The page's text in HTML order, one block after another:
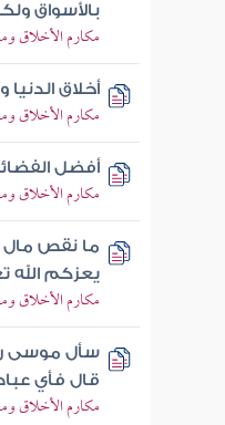
بالأسواق
مكارم الأخلاق
أخلاق
مكارم الأخلاق
أفضل
مكارم الأخلاق
ما نقص مال
يعزكم الله
مكارم الأخلاق
سأل موسى
قال فأي
مكارم الأخلاق